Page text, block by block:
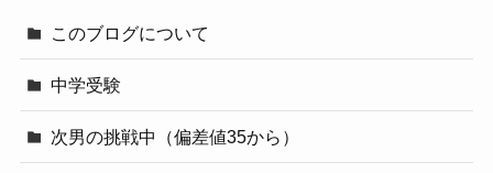
このブログについて
中学受験
次男の挑戦中（偏差値35から）